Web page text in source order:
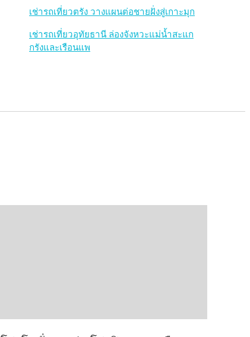
เช่ารถเที่ยวตรัง วางแผนต่อชายฝั่งสู่เกาะมุก
เช่ารถเที่ยวอุทัยธานี ล่องจังหวะแม่น้ำสะแก
กรังและเรือนแพ